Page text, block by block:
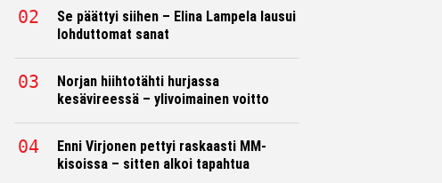
Se päättyi siihen – Elina Lampela lausui
lohduttomat sanat
Norjan hiihtotähti hurjassa
kesävireessä – ylivoimainen voitto
Enni Virjonen pettyi raskaasti MM-
kisoissa – sitten alkoi tapahtua